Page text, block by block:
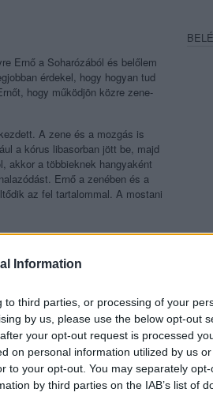
Information
third parties, or processing of your
by us, please use the below opt-out
your opt-out request is processed
on personal information utilized by us
to your opt-out. You may separately
by third parties on the IAB’s list of
Ernő a Soharózából és belőlem
érdekel, hogy hogyan tud
hogy működjön közre zene-
A zene és a mozgás is
a kórus libasorban jött be, majd
akkor a többieknek hangyaként
Ernő a zenében és a
az fel tartalommal. A mostani